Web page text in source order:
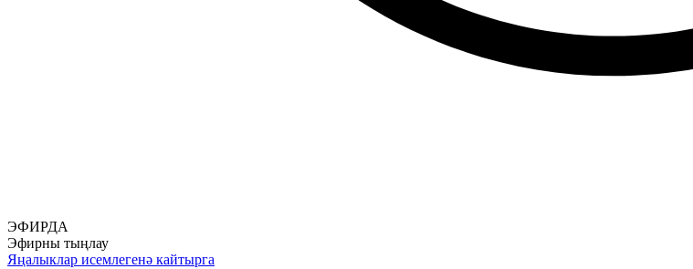
ЭФИРДА
Эфирны тыңлау
Яңалыклар исемлегенә кайтырга